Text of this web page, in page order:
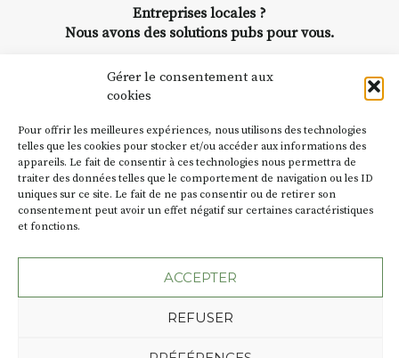
Gérer le consentement aux
cookies
Pour offrir les meilleures expériences, nous utilisons des technologies
telles que les cookies pour stocker et/ou accéder aux informations des
appareils. Le fait de consentir à ces technologies nous permettra de
traiter des données telles que le comportement de navigation ou les ID
uniques sur ce site. Le fait de ne pas consentir ou de retirer son
consentement peut avoir un effet négatif sur certaines caractéristiques
et fonctions.
ACCEPTER
REFUSER
Entreprises locales ?
Nous avons des solutions pubs pour vous.
NOUS CONTACTER
Plan du site
Mentions légales
Une création de l'Agence Oktopod